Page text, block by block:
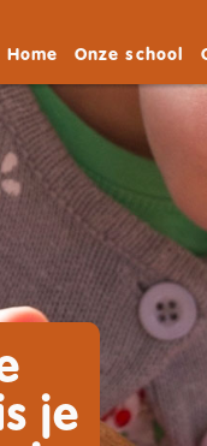
Home Onze school
je